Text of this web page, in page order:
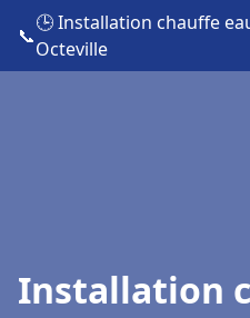
📞
🕒 Installation chauffe
Octeville
Installation